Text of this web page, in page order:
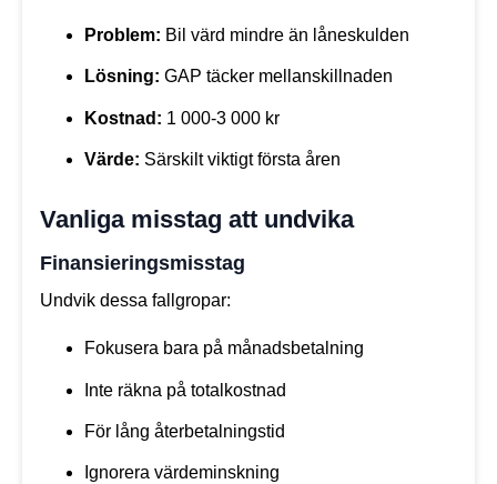
Problem: Bil värd mindre än låneskulden
Lösning: GAP täcker mellanskillnaden
Kostnad: 1 000-3 000 kr
Värde: Särskilt viktigt första åren
Vanliga misstag att undvika
Finansieringsmisstag
Undvik dessa fallgropar:
Fokusera bara på månadsbetalning
Inte räkna på totalkostnad
För lång återbetalningstid
Ignorera värdeminskning